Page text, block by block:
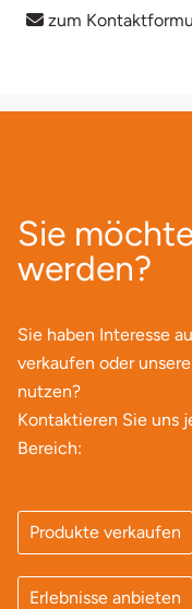
zum
Sie
werden?
Sie haben Interesse
verkaufen oder
nutzen?
Kontaktieren Sie uns
Bereich:
Produkte verkaufen
Erlebnisse anbieten
Mecklenburgische
Moers
Mönchengladbach
München
Nagold
Neckarsulm